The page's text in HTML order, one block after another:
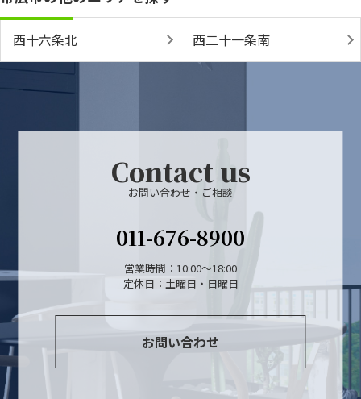
西十六条北 西二十一条南
Contact us
お問い合わせ・ご相談
011-676-8900
営業時間：10:00～18:00
定休日：土曜日・日曜日
お問い合わせ